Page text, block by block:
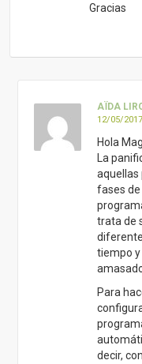
Gracias
AÏDA
12/05/
Hola
La
aquellas
fases de
trata de
tiempo
Para
decir,